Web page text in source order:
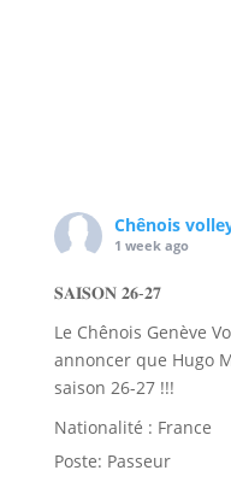
Chênois
1 week ago
𝐒𝐀𝐈𝐒𝐎𝐍 𝟐𝟔-𝟐𝟕
Le Chênois Genève
annoncer que Hugo
saison 26-27 !!!
Nationalité : France
Poste: Passeur